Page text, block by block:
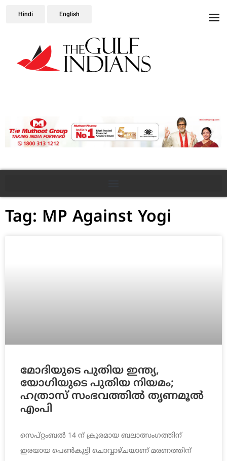
Hindi English
Tag: MP Against Yogi
മോദിയുടെ പുതിയ ഇന്ത്യ,
യോഗിയുടെ പുതിയ നിയമം;
ഹത്രാസ് സംഭവത്തില്‍ തൃണമൂല്‍
എംപി
സെപ്റ്റംബല്‍ 14 ന് ക്രൂരമായ ബലാത്സംഗത്തിന്
ഇരയായ പെണ്‍കുട്ടി ചൊവ്വാഴ്ചയാണ് മരണത്തിന്